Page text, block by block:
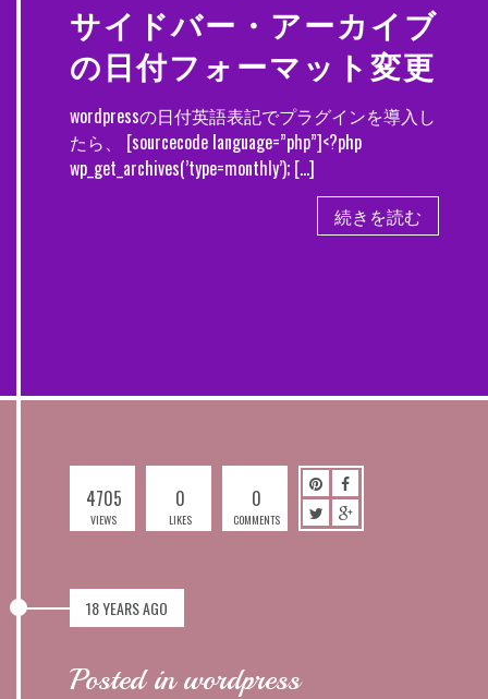
サイドバー・アーカイブ
の日付フォーマット変更
wordpressの日付英語表記でプラグインを導入し
たら、 [sourcecode language=”php”]<?php
wp_get_archives(’type=monthly’); […]
続きを読む
4705
VIEWS
0
LIKES
0
COMMENTS
18 YEARS AGO
Posted in wordpress